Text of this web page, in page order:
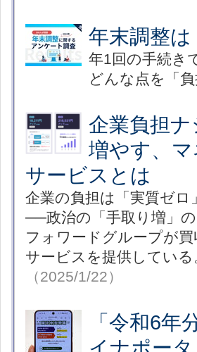
年末調整
年1回の手続き
どんな点を「
企業負担
増やす、
サービスとは
企業の負担は「実質ゼ
──政治の「手取り増」
フォワードグループが
サービスを提供してい
（2025/1/22）
「令和6
イナポー